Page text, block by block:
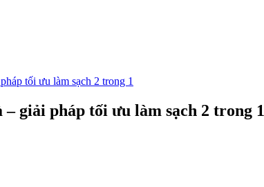
tối ưu làm sạch 2 trong 1
giải pháp tối ưu làm sạch 2 trong 1